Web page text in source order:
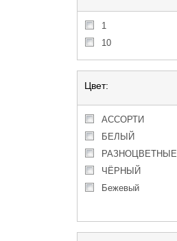
1
10
Цвет:
АССОРТИ
БЕЛЫЙ
РАЗНОЦВЕТНЫЕ
ЧЁРНЫЙ
бежевый